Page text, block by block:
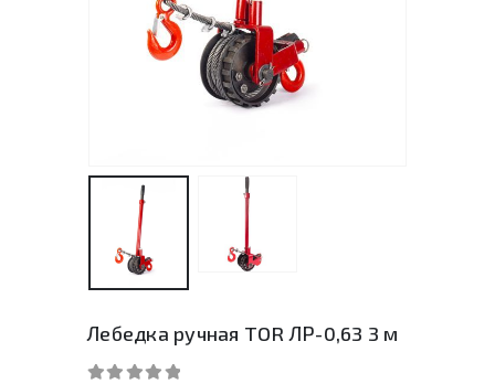
Лебедка ручная TOR ЛР-0,63 3 м